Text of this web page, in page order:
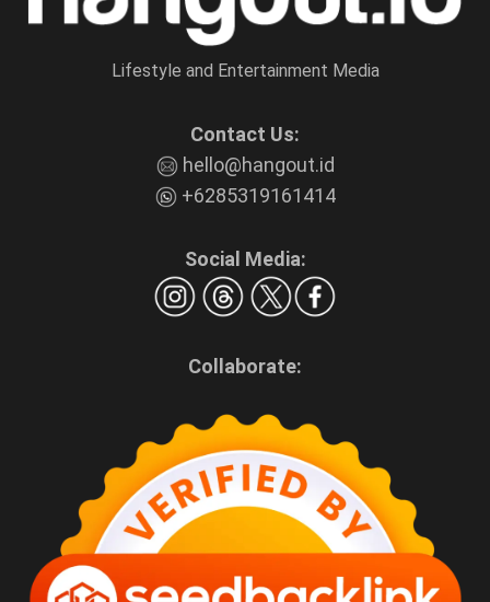
Lifestyle and Entertainment Media
Contact Us:
hello@hangout.id
+6285319161414
Social Media:
Collaborate: